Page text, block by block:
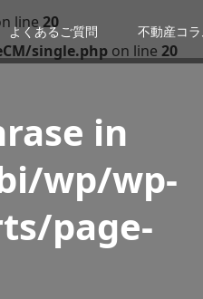
よくあるご質問 不動産コ
line20
single.php on line 20
in
wp/wp-
page-